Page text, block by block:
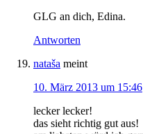
GLG an dich, Edina.
Antworten
nataša meint
10. März 2013 um 15:46
lecker lecker!
das sieht richtig gut aus!